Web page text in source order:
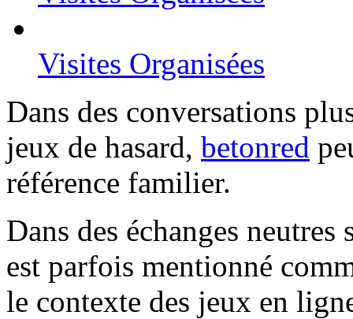
Visites Organisées
Dans des conversations
jeux de hasard, betonred
référence familier.
Dans des échanges
est parfois mentionné
le contexte des jeux en